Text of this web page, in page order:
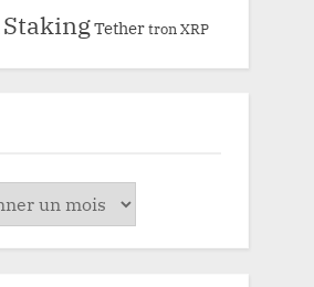
StakingTethertron XRP